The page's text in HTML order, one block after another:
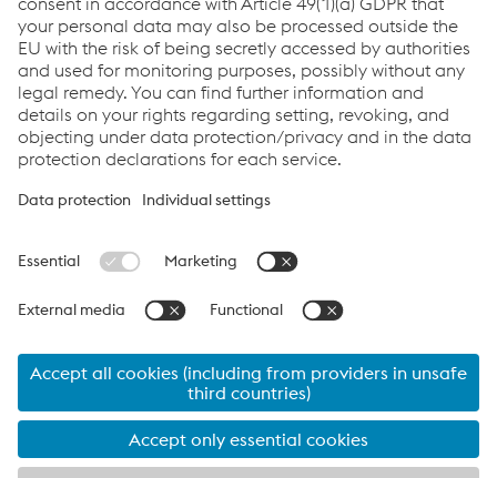
Links
Applications
Products
Services
Terms and Conditions
Cookie settings
Print this page